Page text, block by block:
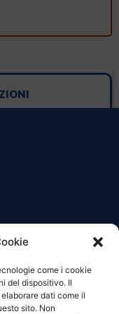
come i cookie
del dispositivo. Il
dati come il
sito. Non